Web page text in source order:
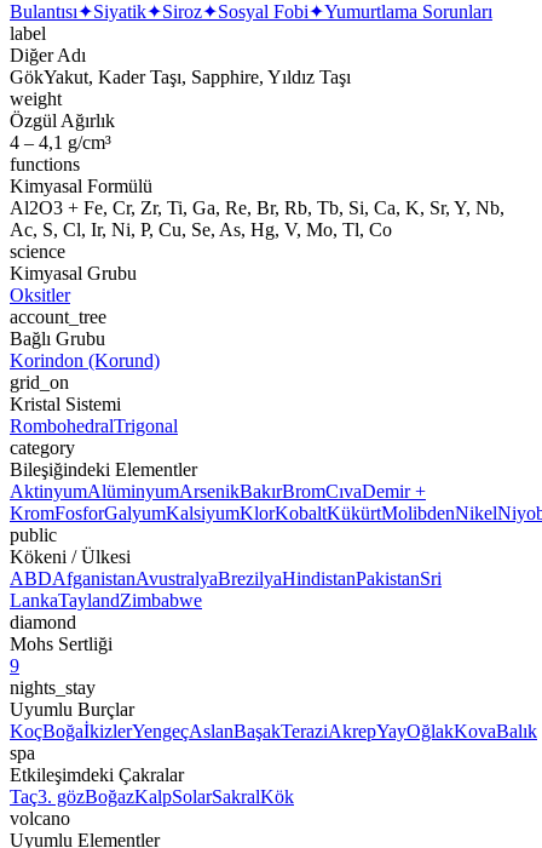
Bulantısı✦Siyatik✦Siroz✦Sosyal Fobi✦Yumurtlama Sorunları
label
Diğer Adı
GökYakut, Kader Taşı, Sapphire, Yıldız Taşı
weight
Özgül Ağırlık
4 – 4,1 g/cm³
functions
Kimyasal Formülü
Al2O3 + Fe, Cr, Zr, Ti, Ga, Re, Br, Rb, Tb, Si, Ca, K, Sr, Y, Nb,
Ac, S, Cl, Ir, Ni, P, Cu, Se, As, Hg, V, Mo, Tl, Co
science
Kimyasal Grubu
Oksitler
account_tree
Bağlı Grubu
Korindon (Korund)
grid_on
Kristal Sistemi
RombohedralTrigonal
category
Bileşiğindeki Elementler
AktinyumAlüminyumArsenikBakırBromCıvaDemir +
KromFosforGalyumKalsiyumKlorKobaltKükürtMolibdenNikel
public
Kökeni / Ülkesi
ABDAfganistanAvustralyaBrezilyaHindistanPakistanSri
LankaTaylandZimbabwe
diamond
Mohs Sertliği
9
nights_stay
Uyumlu Burçlar
KoçBoğaİkizlerYengeçAslanBaşakTeraziAkrepYayOğlakKovaBalık
spa
Etkileşimdeki Çakralar
Taç3. gözBoğazKalpSolarSakralKök
volcano
Uyumlu Elementler